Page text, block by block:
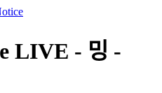
LIVE - 밍 -